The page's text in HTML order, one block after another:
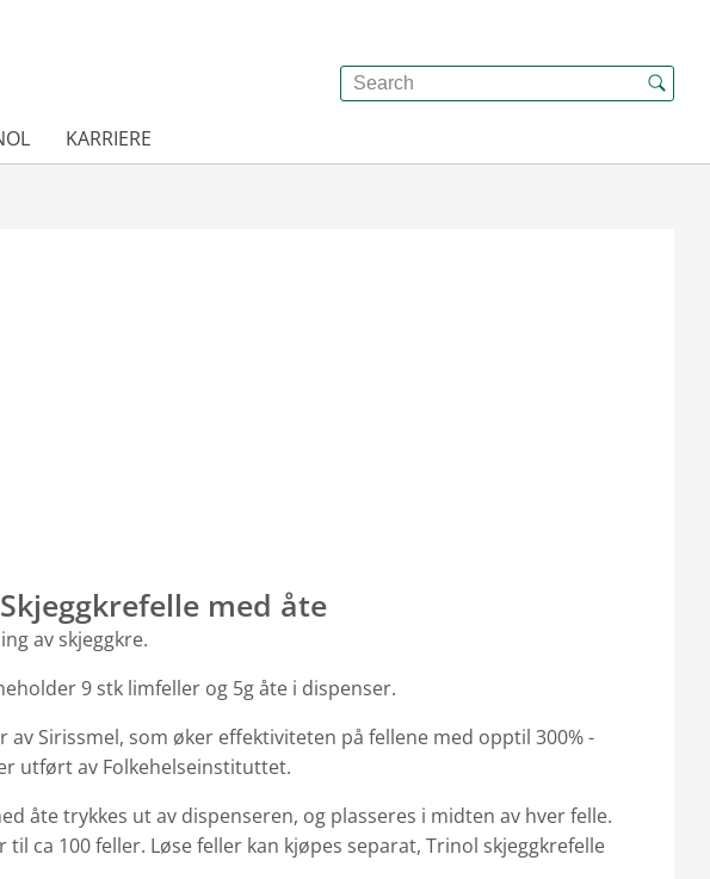
KARRIERE
med åte
av skjeggkre.
9 stk limfeller og 5g åte i dispenser.
av Sirissmel, som øker effektiviteten på fellene med opptil 300% -
utført av Folkehelseinstituttet.
åte trykkes ut av dispenseren, og plasseres i midten av hver felle.
til ca 100 feller. Løse feller kan kjøpes separat, Trinol skjeggkrefelle